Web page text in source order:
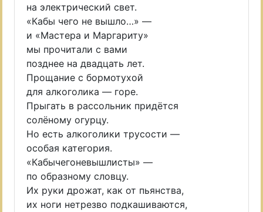
на электрический свет.
«Кабы чего не вышло…» —
и «Мастера и Маргариту»
мы прочитали с вами
позднее на двадцать лет.
Прощание с бормотухой
для алкоголика — горе.
Прыгать в рассольник придётся
солёному огурцу.
Но есть алкоголики трусости —
особая категория.
«Кабычегоневышлисты» —
по образному словцу.
Их руки дрожат, как от пьянства,
их ноги нетрезво подкашиваются,